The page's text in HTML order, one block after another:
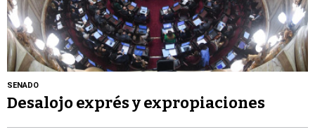
SENADO
Desalojo exprés y expropiaciones